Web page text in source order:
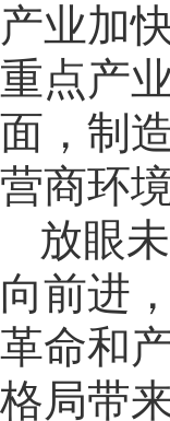
产业加
重点产
面，制
营商环
放眼
向前进
革命和
格局带